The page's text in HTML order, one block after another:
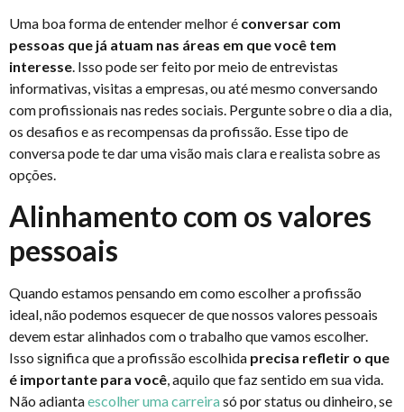
Uma boa forma de entender melhor é conversar com
pessoas que já atuam nas áreas em que você tem
interesse. Isso pode ser feito por meio de entrevistas
informativas, visitas a empresas, ou até mesmo conversando
com profissionais nas redes sociais. Pergunte sobre o dia a dia,
os desafios e as recompensas da profissão. Esse tipo de
conversa pode te dar uma visão mais clara e realista sobre as
opções.
Alinhamento com os valores
pessoais
Quando estamos pensando em como escolher a profissão
ideal, não podemos esquecer de que nossos valores pessoais
devem estar alinhados com o trabalho que vamos escolher.
Isso significa que a profissão escolhida precisa refletir o que
é importante para você , aquilo que faz sentido em sua vida.
Não adiantaescolher uma carreirasó por status ou dinheiro, se